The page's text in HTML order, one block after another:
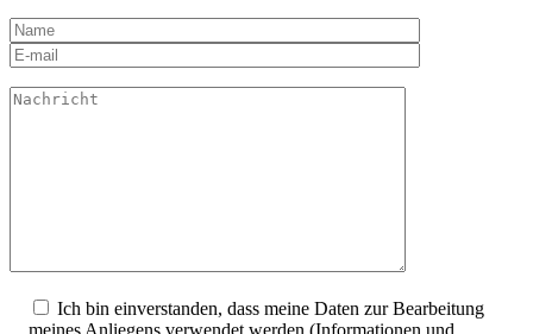
Ich bin einverstanden, dass meine Daten zur Bearbeitung
meines Anliegens verwendet werden (Informationen und